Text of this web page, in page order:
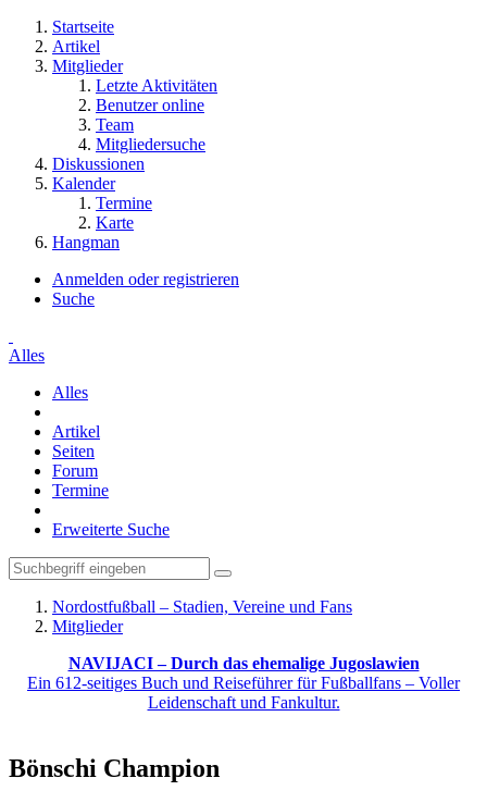
Startseite
Artikel
Mitglieder
Letzte Aktivitäten
Benutzer online
Team
Mitgliedersuche
Diskussionen
Kalender
Termine
Karte
Hangman
Anmelden oder registrieren
Suche
Alles
Alles
Artikel
Seiten
Forum
Termine
Erweiterte Suche
Nordostfußball – Stadien, Vereine und Fans
Mitglieder
NAVIJACI – Durch das ehemalige Jugoslawien
Ein 612-seitiges Buch und Reiseführer für Fußballfans – Voller
Leidenschaft und Fankultur.
Bönschi Champion